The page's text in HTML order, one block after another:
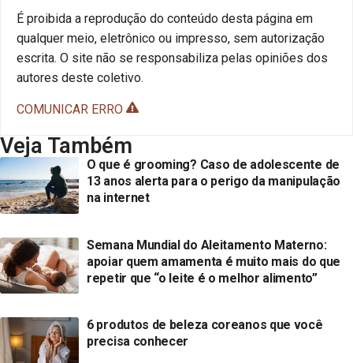
É proibida a reprodução do conteúdo desta página em
qualquer meio, eletrônico ou impresso, sem autorização
escrita. O site não se responsabiliza pelas opiniões dos
autores deste coletivo.
COMUNICAR ERRO
Veja Também
O que é grooming? Caso de adolescente de
13 anos alerta para o perigo da manipulação
na internet
Semana Mundial do Aleitamento Materno:
apoiar quem amamenta é muito mais do que
repetir que “o leite é o melhor alimento”
6 produtos de beleza coreanos que você
precisa conhecer